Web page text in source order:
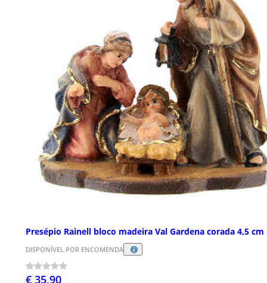
Presépio Rainell bloco madeira Val Gardena corada 4,5 cm
DISPONÍVEL POR ENCOMENDA
€ 35,90